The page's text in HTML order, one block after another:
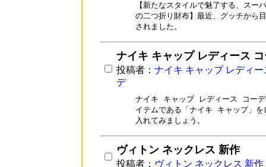
【新たなスタイルで魅了する、ス
の二つ折り財布】最近、グッチから
されました。
ナイキ キャップ レディース
投稿者： ナイキ キャップ レディー
デ
ナイキ キャップ レディース コーデ
イテムである「ナイキ キャップ」
入れてみましょう。
ヴィトン ネックレス 新作
投稿者： ヴィトン ネックレス 新作